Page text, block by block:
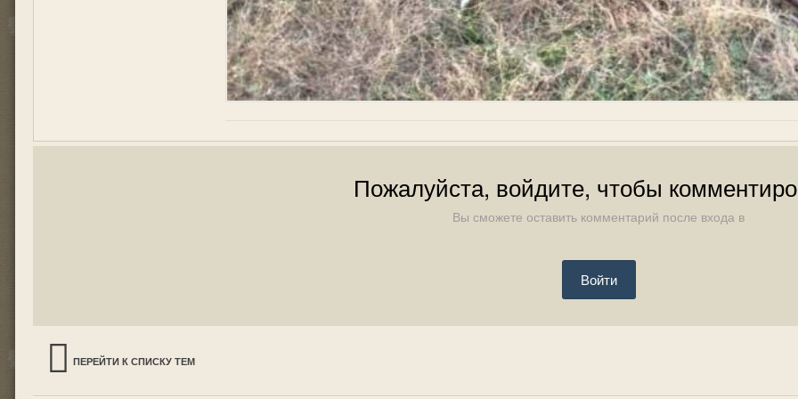
Пожалуйста, войдите, чтобы
Вы сможете оставить комментарий после входа в
Войти
ПЕРЕЙТИ К СПИСКУ ТЕМ